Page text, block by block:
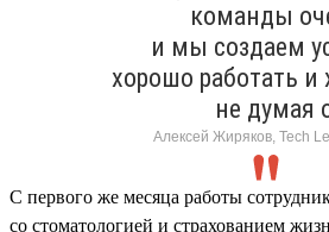
команды
и мы создаем
хорошо работать
не думая
Алексей Жиряков, Tech
С первого же месяца работы
со стоматологией и страхованием